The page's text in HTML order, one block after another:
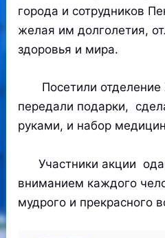
города и сотрудников
желая им долголетия,
здоровья и мира.
Посетили отделение
передали подарки,
руками, и набор
Участники акции
вниманием каждого
мудрого и прекрасного